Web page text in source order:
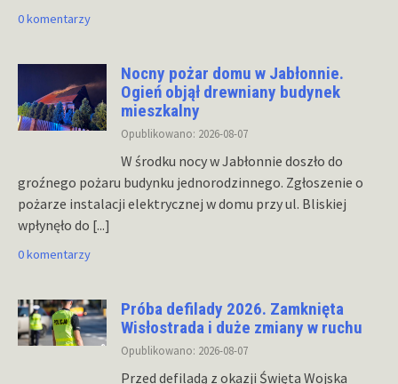
0 komentarzy
Nocny pożar domu w Jabłonnie.
Ogień objął drewniany budynek
mieszkalny
Opublikowano: 2026-08-07
W środku nocy w Jabłonnie doszło do
groźnego pożaru budynku jednorodzinnego. Zgłoszenie o
pożarze instalacji elektrycznej w domu przy ul. Bliskiej
wpłynęło do [...]
0 komentarzy
Próba defilady 2026. Zamknięta
Wisłostrada i duże zmiany w ruchu
Opublikowano: 2026-08-07
Przed defiladą z okazji Święta Wojska